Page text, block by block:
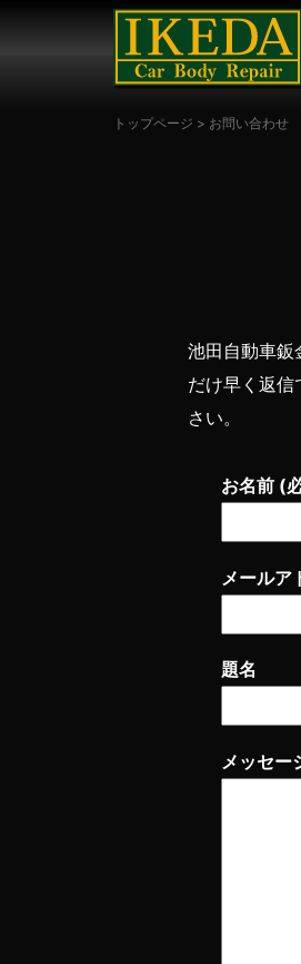
トップページ > お問い合わせ
池田自動車鈑
だけ早く返
さい。
お名前 (
メールア
題名
メッセー